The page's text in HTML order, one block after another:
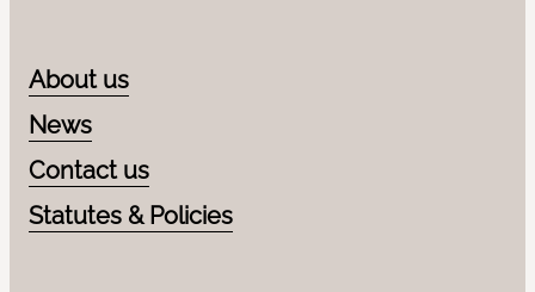
About us
News
Contact us
Statutes & Policies